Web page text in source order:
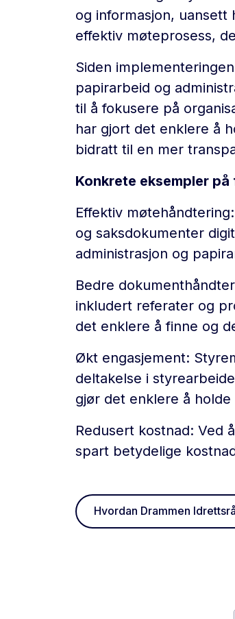
og informasjon,
effektiv møteprosess,
Siden
papirarbeid og
til å fokusere på
har gjort det enklere å
bidratt til en mer
Konkrete eksempler
Effektiv
og saksdokumenter
administrasjon og
Bedre
inkludert referater og
det enklere å finne og
Økt engasjement:
deltakelse i
gjør det enklere å
Redusert kostnad: Ved
spart betydelige
Hvordan Drammen